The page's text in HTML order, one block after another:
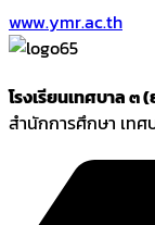
www.ymr.ac.th
โรงเรียนเทศบาล ๓
สำนักการศึกษา เท